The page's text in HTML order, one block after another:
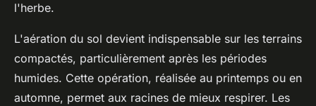
l'herbe.
L'aération du sol devient indispensable sur les terrains
compactés, particulièrement après les périodes
humides. Cette opération, réalisée au printemps ou en
automne, permet aux racines de mieux respirer. Les